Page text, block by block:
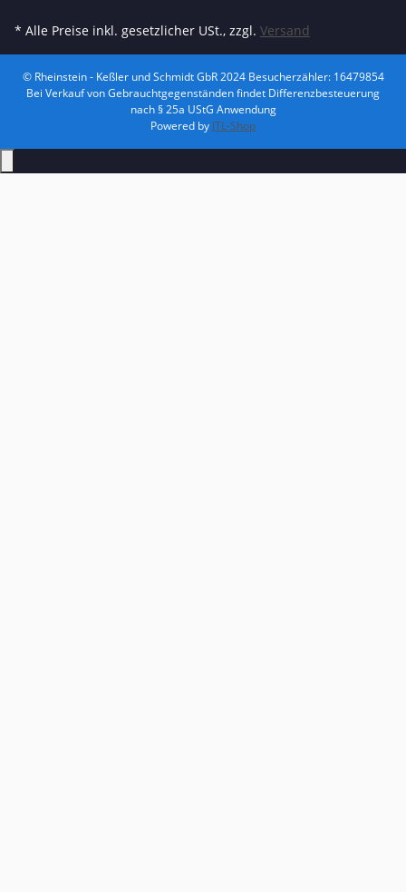
* Alle Preise inkl. gesetzlicher USt., zzgl. Versand
© Rheinstein - Keßler und Schmidt GbR 2024Besucherzähler: 16479854
Bei Verkauf von Gebrauchtgegenständen findet Differenzbesteuerung
nach § 25a UStG Anwendung
Powered by JTL-Shop